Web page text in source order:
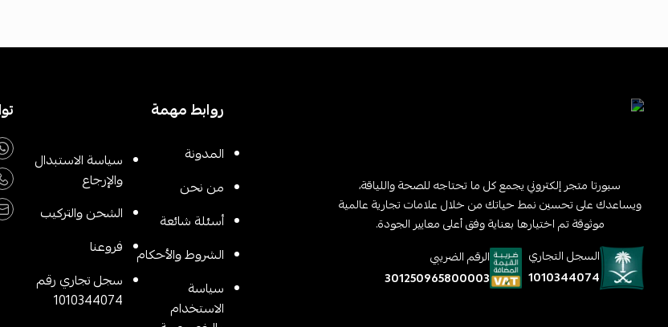
سبورتا متجر إلكتروني يجمع كل ما تحتاجه للصحة واللياقة،
ويساعدك على تحسين نمط حياتك من خلال علامات تجارية عالمية
موثوقة تم اختيارها بعناية وفق أعلى معايير الجودة.
السجل التجاري
1010344074
الرقم الضريبي
301250965800003
روابط مهمة
المدونة
من نحن
أسئلة شائعة
الشروط والأحكام
سياسة
الاستخدام
سياسة الاستبدال
والإرجاع
الشحن والتركيب
فروعنا
سجل تجاري رقم
1010344074